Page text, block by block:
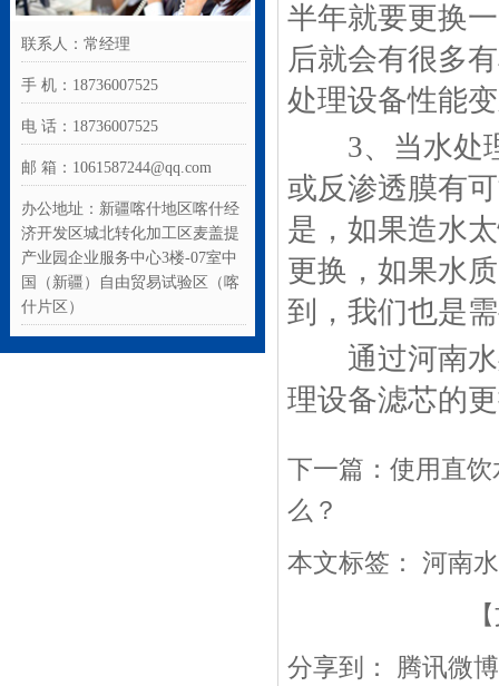
联系人：常经理
手 机：18736007525
电 话：18736007525
邮 箱：1061587244@qq.com
办公地址：新疆喀什地区喀什经
济开发区城北转化加工区麦盖提
产业园企业服务中心3楼-07室中
国（新疆）自由贸易试验区（喀
什片区）
半年就要更换
后就会有很多
处理设备性能
3、当水处理
或反渗透膜有
是，如果造水
更换，如果水
到，我们也是
通过河南水
理设备滤芯的
下一篇： 使用直
么？
本文标签： 河南
分享到：
腾讯微博